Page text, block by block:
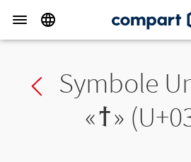
Previous char
Symbole
«ϯ»